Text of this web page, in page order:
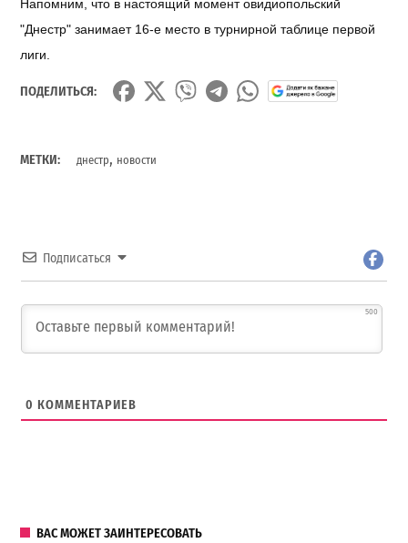
Напомним, что в настоящий момент овидиопольский
"Днестр" занимает 16-е место в турнирной таблице первой
лиги.
ПОДЕЛИТЬСЯ:
МЕТКИ: днестр, новости
Подписаться
500
0 КОММЕНТАРИЕВ
ВАС МОЖЕТ ЗАИНТЕРЕСОВАТЬ